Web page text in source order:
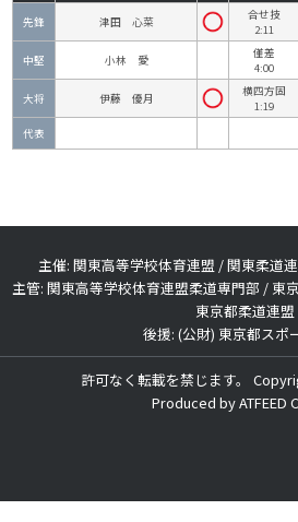
先鋒 津田 心菜
合せ技
2:11
中堅 小林 愛
僅差
4:00
大将 伊藤 優月
横四方固
1:19
代表
主催: 関東高等学校体育連盟 / 関東柔道
主管: 関東高等学校体育連盟柔道専門部 / 東
東京都柔道連盟
後援: (公財) 東京都スポ
許可なく転載を禁じます。
Produced byATFEED